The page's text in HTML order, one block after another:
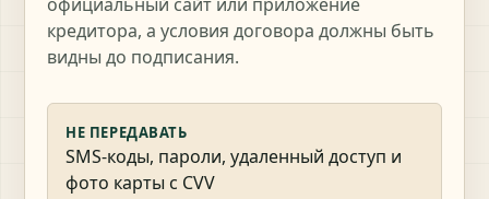
кредитора, а условия договора должны быть
видны до подписания.
НЕ ПЕРЕДАВАТЬ
SMS-коды, пароли, удаленный доступ и
фото карты с CVV